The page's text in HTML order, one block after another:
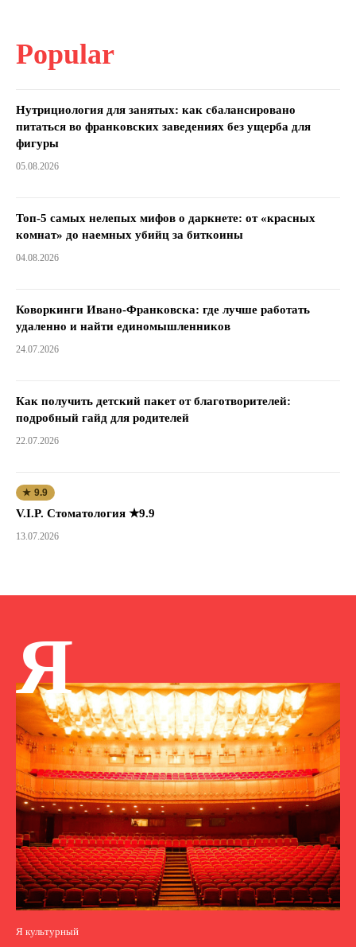
Popular
Нутрициология для занятых: как сбалансировано
питаться во франковских заведениях без ущерба для
фигуры
05.08.2026
Топ-5 самых нелепых мифов о даркнете: от «красных
комнат» до наемных убийц за биткоины
04.08.2026
Коворкинги Ивано-Франковска: где лучше работать
удаленно и найти единомышленников
24.07.2026
Как получить детский пакет от благотворителей:
подробный гайд для родителей
22.07.2026
★ 9.9
V.I.P. Стоматология ★9.9
13.07.2026
Я
Я культурный